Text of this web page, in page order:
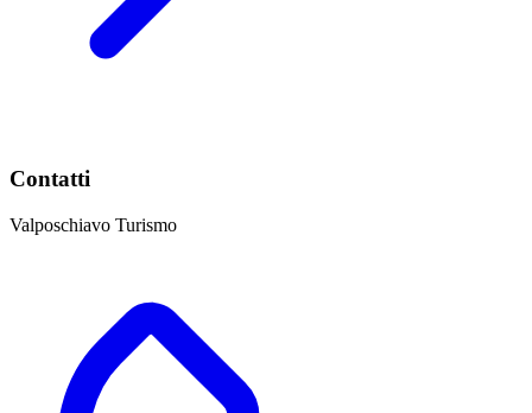
Contatti
Valposchiavo Turismo